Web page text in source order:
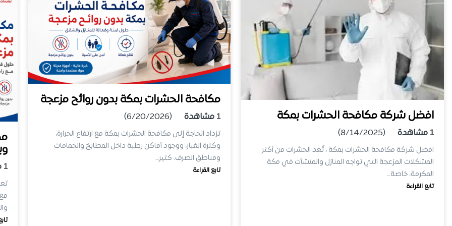
افضل شركة مكافحة الحشرات بمكة
1 مشاهدة (8/14/2025)
افضل شركة مكافحة الحشرات بمكة ، تُعد الحشرات من أكثر
المشكلات المزعجة التي تواجه المنازل والمنشآت في مكة
المكرمة، خاصة…
تابع القراءة
مكافحة الحشرات بمكة بدون روائح مزعجة
1 مشاهدة (6/20/2026)
تزداد الحاجة إلى مكافحة الحشرات بمكة مع ارتفاع الحرارة،
وكثرة الغبار، ووجود أماكن رطبة داخل المطابخ والحمامات
ومناطق الصرف. كثير…
تابع القراءة 1